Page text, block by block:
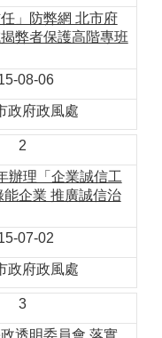
」防弊網 北市府
弊者保護高階專班
08-06
政府政風處
2
辦理「企業誠信工
能企業 推廣誠信治
07-02
政府政風處
3
透明委員會 落實